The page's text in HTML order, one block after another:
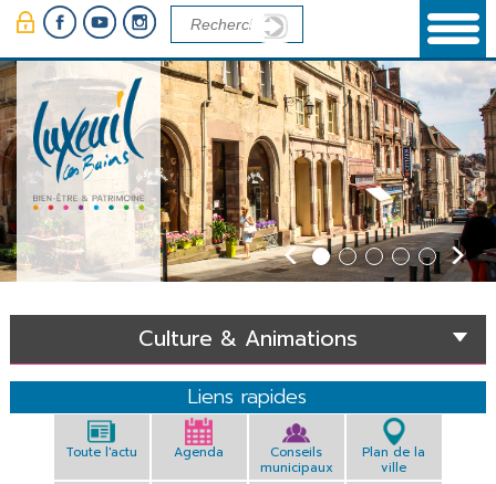
Culture & Animations
Liens rapides
Toute l'actu Agenda
Conseils
municipaux
Plan de la
ville
Panneau de gestion des cookies